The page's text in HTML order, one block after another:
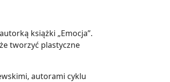
książki „Emocja”.
tworzyć plastyczne
autorami cyklu